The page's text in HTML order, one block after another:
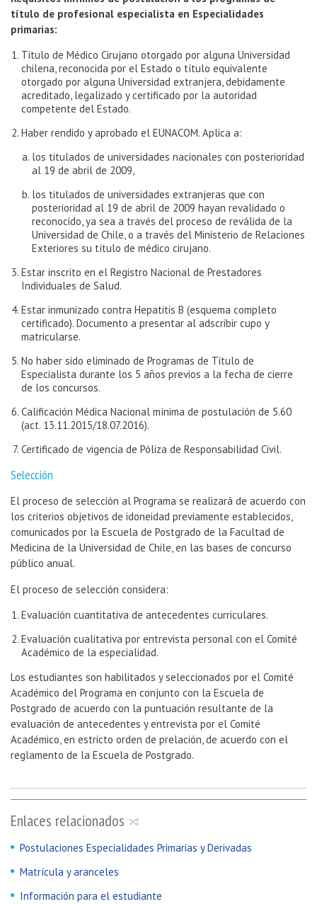
Enlaces relacionados
Postulaciones Especialidades Primarias y Derivadas
Matrícula y aranceles
Información para el estudiante
título de profesional especialista en Especialidades
primarias:
Título de Médico Cirujano otorgado por alguna Universidad
chilena, reconocida por el Estado o título equivalente
otorgado por alguna Universidad extranjera, debidamente
acreditado, legalizado y certificado por la autoridad
competente del Estado.
Haber rendido y aprobado el EUNACOM. Aplica a:
los titulados de universidades nacionales con posterioridad
al 19 de abril de 2009,
los titulados de universidades extranjeras que con
posterioridad al 19 de abril de 2009 hayan revalidado o
reconocido, ya sea a través del proceso de reválida de la
Universidad de Chile, o a través del Ministerio de Relaciones
Exteriores su título de médico cirujano.
Estar inscrito en el Registro Nacional de Prestadores
Individuales de Salud.
Estar inmunizado contra Hepatitis B (esquema completo
certificado). Documento a presentar al adscribir cupo y
matricularse.
No haber sido eliminado de Programas de Título de
Especialista durante los 5 años previos a la fecha de cierre
de los concursos.
Calificación Médica Nacional mínima de postulación de 5.60
(act. 13.11.2015/18.07.2016).
Certificado de vigencia de Póliza de Responsabilidad Civil.
Selección
El proceso de selección al Programa se realizará de acuerdo con
los criterios objetivos de idoneidad previamente establecidos,
comunicados por la Escuela de Postgrado de la Facultad de
Medicina de la Universidad de Chile, en las bases de concurso
público anual.
El proceso de selección considera:
Evaluación cuantitativa de antecedentes curriculares.
Evaluación cualitativa por entrevista personal con el Comité
Académico de la especialidad.
Los estudiantes son habilitados y seleccionados por el Comité
Académico del Programa en conjunto con la Escuela de
Postgrado de acuerdo con la puntuación resultante de la
evaluación de antecedentes y entrevista por el Comité
Académico, en estricto orden de prelación, de acuerdo con el
reglamento de la Escuela de Postgrado.